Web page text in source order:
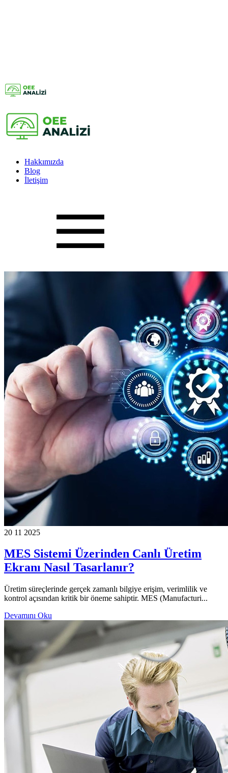
Hakkımızda
Blog
İletişim
20 11 2025
MES Sistemi Üzerinden Canlı Üretim
Ekranı Nasıl Tasarlanır?
Üretim süreçlerinde gerçek zamanlı bilgiye erişim, verimlilik ve
kontrol açısından kritik bir öneme sahiptir. MES (Manufacturi...
Devamını Oku